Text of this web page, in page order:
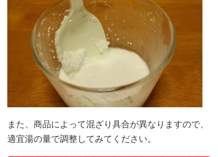
また、商品によって混ざり具合が異なりますので、
適宜湯の量で調整してみてください。